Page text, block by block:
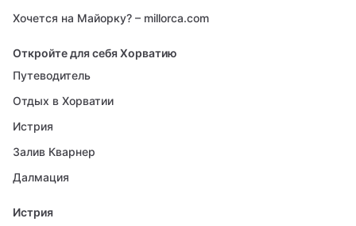
Хочется на Майорку? – millorca.com
Откройте для себя Хорватию
Путеводитель
Отдых в Хорватии
Истрия
Залив Кварнер
Далмация
Истрия